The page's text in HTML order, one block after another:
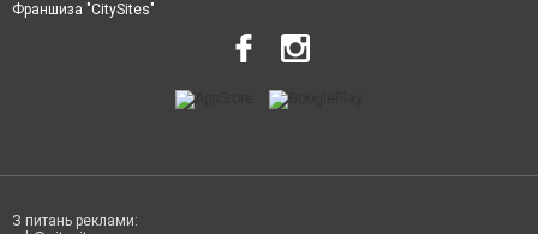
Франшиза "CitySites"
З питань реклами: